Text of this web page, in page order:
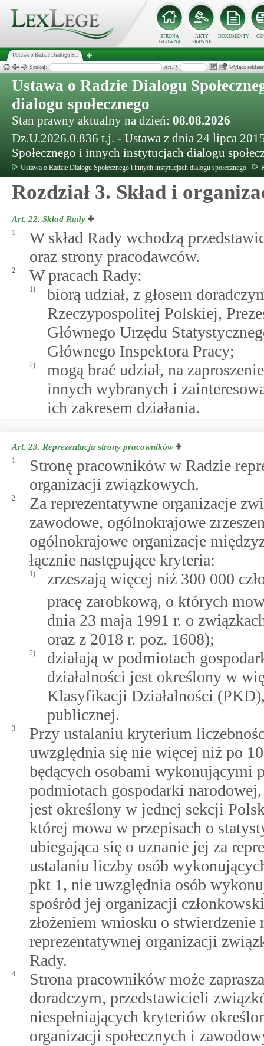
STRONA
GŁÓWNA
AKTY
PRAWNE
DOKUMENTY
Ustawa o Radzie Dialogu S...
Szukaj: Art./§ Wyłącz
Ustawa o Radzie Dialogu
dialogu społecznego
Stan prawny aktualny na dzień: 08.08.2026
Dz.U.2026.0.836 t.j. - Ustawa z dnia 24 lipca
Społecznego i innych instytucjach dialogu
Ustawa o Radzie Dialogu Społecznego i innych instytucjach dialogu społecznego
Rozdział 3. Skład i
Art. 22. Skład Rady
1.
W skład Rady wchodzą
oraz strony pracodawców.
2. W pracach Rady:
1)
biorą udział, z głosem
Rzeczypospolitej Polskiej,
Głównego Urzędu
Głównego Inspektora Pracy;
2)
mogą brać udział, na
innych wybranych i
ich zakresem działania.
Art. 23. Reprezentacja strony pracowników
1.
Stronę pracowników w Radzie
organizacji związkowych.
2.
Za reprezentatywne organizacje
zawodowe, ogólnokrajowe
ogólnokrajowe organizacje
łącznie następujące kryteria:
1)
zrzeszają więcej niż 300 000
pracę zarobkową, o których
dnia 23 maja 1991 r. o
oraz z 2018 r. poz. 1608);
2)
działają w podmiotach
działalności jest określony w
Klasyfikacji Działalności
publicznej.
3.
Przy ustalaniu kryterium
uwzględnia się nie więcej niż po
będących osobami wykonującymi
podmiotach gospodarki
jest określony w jednej sekcji
której mowa w przepisach o
ubiegająca się o uznanie jej za
ustalaniu liczby osób
pkt 1, nie uwzględnia osób
spośród jej organizacji
złożeniem wniosku o stwierdzenie
reprezentatywnej organizacji
Rady.
4.
Strona pracowników może
doradczym, przedstawicieli
niespełniających kryteriów
organizacji społecznych i